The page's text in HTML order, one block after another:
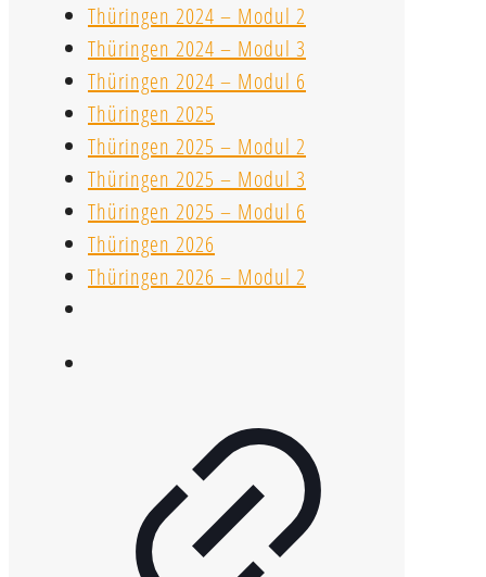
Thüringen 2024 – Modul 2
Thüringen 2024 – Modul 3
Thüringen 2024 – Modul 6
Thüringen 2025
Thüringen 2025 – Modul 2
Thüringen 2025 – Modul 3
Thüringen 2025 – Modul 6
Thüringen 2026
Thüringen 2026 – Modul 2